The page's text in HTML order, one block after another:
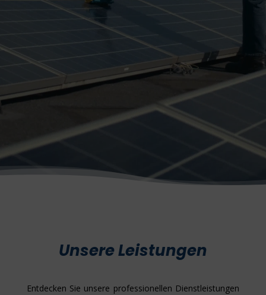
Unsere Leistungen
Entdecken Sie unsere professionellen Dienstleistungen